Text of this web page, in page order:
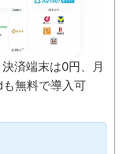
済端末は0円、月
無料で導入可